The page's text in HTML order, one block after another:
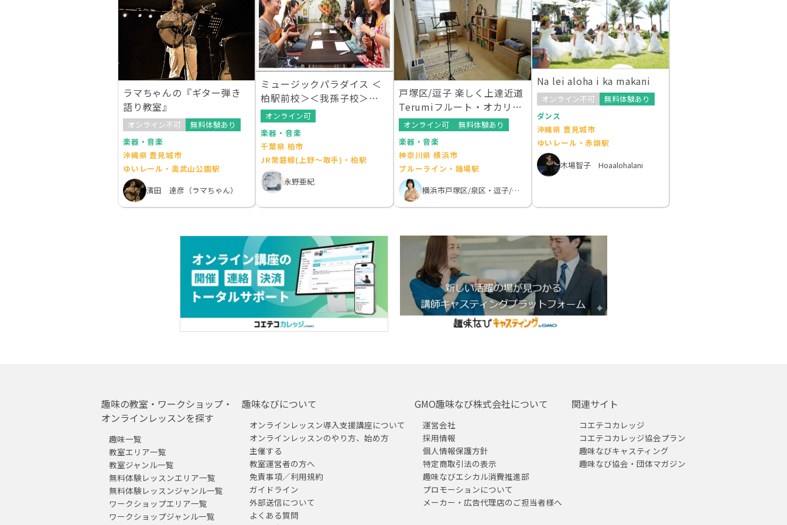
ラマちゃんの『ギター弾き
語り教室』
オンライン不可
無料体験あり
楽器・音楽
沖縄県 豊見城市
ゆいレール・奥武山公園駅
濱田 達彦（ラマちゃん）
ミュージックパラダイス ＜
柏駅前校＞＜我孫子校＞＜
那覇校＞
オンライン可
楽器・音楽
千葉県 柏市
JR常磐線(上野～取手)・柏駅
永野亜紀
戸塚区/逗子 楽しく上達近道
Terumiフルート・オカリナ
Studio
オンライン可
無料体験あり
楽器・音楽
神奈川県 横浜市
ブルーライン・踊場駅
横浜市戸塚区/泉区・逗子/鎌倉 楽しく上達近道Terumiフルート・オカリナ・リコーダー教室
Na lei aloha i ka makani
オンライン不可
無料体験あり
ダンス
沖縄県 豊見城市
ゆいレール・赤嶺駅
木場智子 Hoaalohalani
趣味の教室・ワークショップ・
オンラインレッスンを探す
趣味一覧
教室エリア一覧
教室ジャンル一覧
無料体験レッスンエリア一覧
無料体験レッスンジャンル一覧
ワークショップエリア一覧
ワークショップジャンル一覧
趣味なびについて
オンラインレッスン導入支援講座について
オンラインレッスンのやり方、始め方
主催する
教室運営者の方へ
免責事項／利用規約
ガイドライン
外部送信について
よくある質問
GMO趣味なび株式会社について
運営会社
採用情報
個人情報保護方針
特定商取引法の表示
趣味なびエシカル消費推進部
プロモーションについて
メーカー・広告代理店のご担当者様へ
関連サイト
コエテコカレッジ
コエテコカレッジ協会プラン
趣味なびキャスティング
趣味なび協会・団体マガジン